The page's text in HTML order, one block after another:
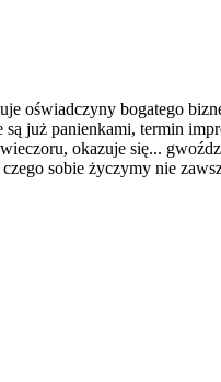
oświadczyny bogatego
już panienkami, termin
okazuje się...
sobie życzymy nie